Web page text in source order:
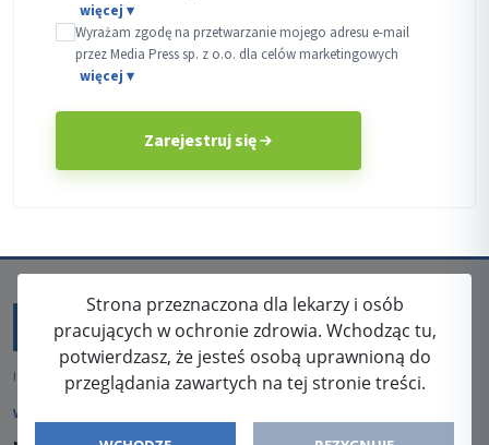
Wyrażam zgodę na przetwarzanie mojego adresu e-mail
przez Media Press sp. z o.o. dla celów marketingowych
Zarejestruj się
Strona przeznaczona dla lekarzy i osób
pracujących w ochronie zdrowia. Wchodząc tu,
potwierdzasz, że jesteś osobą uprawnioną do
przeglądania zawartych na tej stronie treści.
ISSN: 2080-5438
WYDAWCA